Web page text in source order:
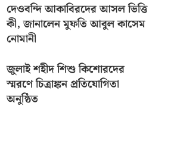
দেওবন্দি আকাবিরদের আসল ভিত্তি
কী, জানালেন মুফতি আবুল কাসেম
নোমানী
জুলাই শহীদ শিশু কিশোরদের
স্মরণে চিত্রাঙ্কন প্রতিযোগিতা
অনুষ্ঠিত